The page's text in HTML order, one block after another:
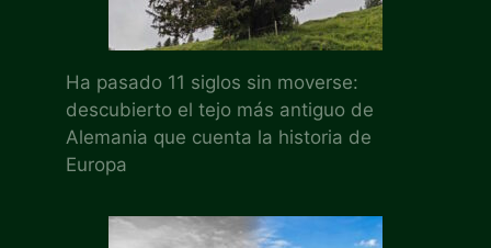
Ha pasado 11 siglos sin moverse:
descubierto el tejo más antiguo de
Alemania que cuenta la historia de
Europa